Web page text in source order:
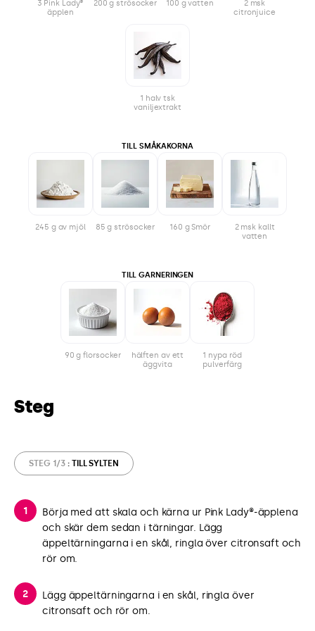
3 Pink Lady®
äpplen
200 g strösocker 100 g vatten
2 msk
citronjuice
1 halv tsk
vaniljextrakt
TILL SMÅKAKORNA
245 g av mjöl 85 g strösocker 160 g Smör
2 msk kallt
vatten
TILL GARNERINGEN
90 g florsocker
hälften av ett
äggvita
1 nypa röd
pulverfärg
Steg
STEG 1/3 : TILL SYLTEN
Börja med att skala och kärna ur Pink Lady®-äpplena
och skär dem sedan i tärningar. Lägg
äppeltärningarna i en skål, ringla över citronsaft och
rör om.
Lägg äppeltärningarna i en skål, ringla över
citronsaft och rör om.